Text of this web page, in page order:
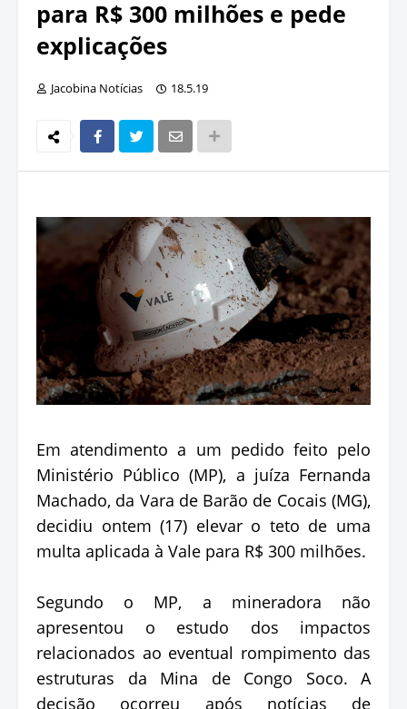
para R$ 300 milhões e pede
explicações
Jacobina Notícias 18.5.19
Em atendimento a um pedido feito pelo
Ministério Público (MP), a juíza Fernanda
Machado, da Vara de Barão de Cocais (MG),
decidiu ontem (17) elevar o teto de uma
multa aplicada à Vale para R$ 300 milhões.
Segundo o MP, a mineradora não
apresentou o estudo dos impactos
relacionados ao eventual rompimento das
estruturas da Mina de Congo Soco. A
decisão ocorreu após notícias de